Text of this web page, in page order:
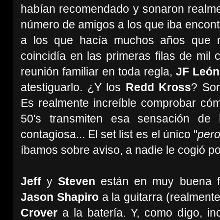
habían recomendado y sonaron
número de amigos a los que iba
a los que hacía muchos años que
coincidía en las primeras filas de mil
reunión familiar en toda regla, JF
atestiguarlo. ¿Y los Redd Kross?
Es realmente increíble comprobar
50's transmiten esa sensación
contagiosa... El set list es el único "
íbamos sobre aviso, a nadie le cogió
Jeff ySteven están en muy buena
Jason Shapiroa la guitarra
Crover a la batería. Y, como digo,